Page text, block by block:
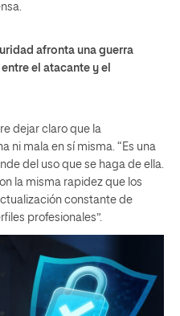
afronta una guerra
el atacante y el
dejar claro que la
ni mala en sí misma. “Es una
del uso que se haga de ella.
la misma rapidez que los
constante de
profesionales”.